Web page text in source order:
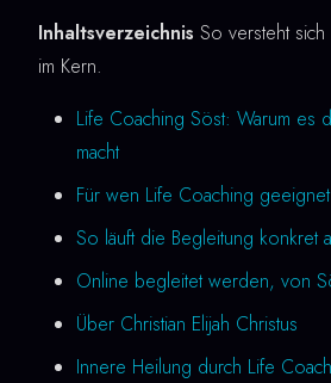
Inhaltsverzeichnis So versteht
im Kern.
Life Coaching Söst: Warum es
macht
Für wen Life Coaching
So läuft die Begleitung konkret
Online begleitet werden, von
Über Christian Elijah Christus
Innere Heilung durch Life